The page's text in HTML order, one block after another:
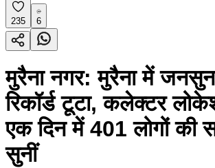
235 6
मुरैना नगर: मुरैना में
रिकॉर्ड टूटा, कलेक्टर
एक दिन में 401 लोगों की
सुनीं